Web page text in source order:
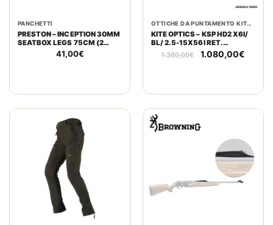
PANCHETTI
PRESTON – INCEPTION 30MM
SEATBOX LEGS 75CM (2
41,00€
OTTICHE DA PUNTAMENTO KITE OPTICS
KITE OPTICS – KSP HD2 X6I/
BL/ 2.5-15X56I RET.
BALISTICO
1.380,00€
Il
prezzo
1.080,00€